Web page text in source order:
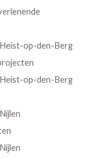
op-den-Berg
op-den-Berg